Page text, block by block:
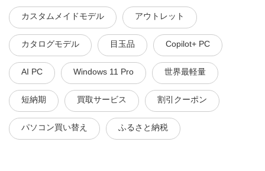
カスタムメイドモデル アウトレット
カタログモデル 目玉品 Copilot+ PC
AI PC Windows 11 Pro 世界最軽量
短納期 買取サービス 割引クーポン
パソコン買い替え ふるさと納税